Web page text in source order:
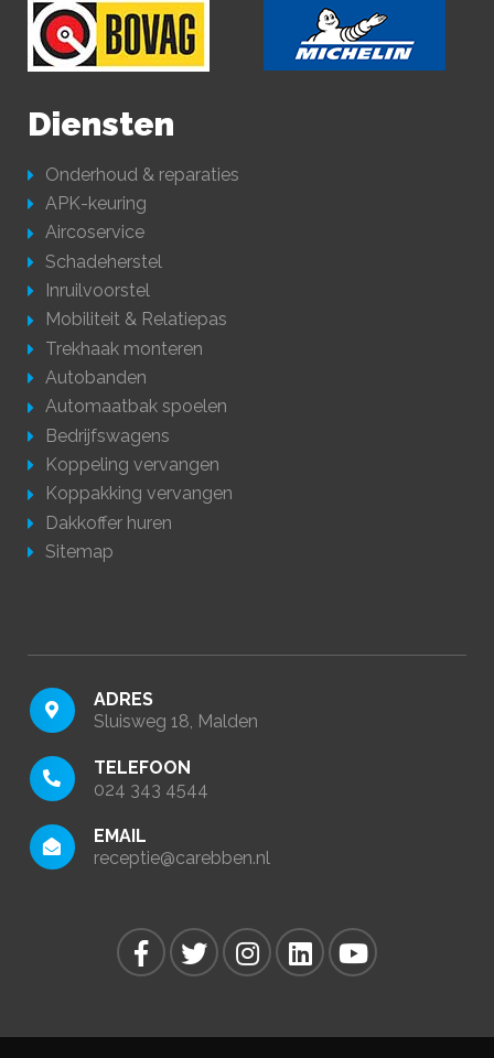
Diensten
Onderhoud & reparaties
APK-keuring
Aircoservice
Schadeherstel
Inruilvoorstel
Mobiliteit & Relatiepas
Trekhaak monteren
Autobanden
Automaatbak spoelen
Bedrijfswagens
Koppeling vervangen
Koppakking vervangen
Dakkoffer huren
Sitemap
ADRES
Sluisweg 18, Malden
TELEFOON
024 343 4544
EMAIL
receptie@carebben.nl